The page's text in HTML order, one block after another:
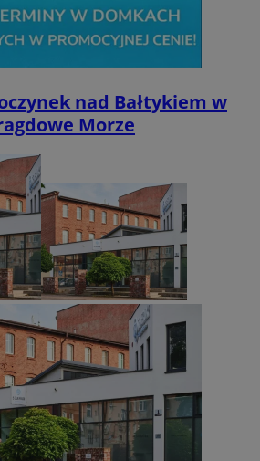
nad Bałtykiem w
Morze